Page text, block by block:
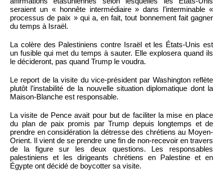
seraient un « honnête intermédiaire » dans l’interminable «
processus de paix » qui a, en fait, tout bonnement fait gagner
du temps à Israël.
La colère des Palestiniens contre Israël et les États-Unis est
un fusible qui met du temps à sauter. Elle explosera quand ils
le décideront, pas quand Trump le voudra.
Le report de la visite du vice-président par Washington reflète
plutôt l’instabilité de la nouvelle situation diplomatique dont la
Maison-Blanche est responsable.
La visite de Pence avait pour but de faciliter la mise en place
du plan de paix promis par Trump depuis longtemps et de
prendre en considération la détresse des chrétiens au Moyen-
Orient. Il vient de se prendre une fin de non-recevoir en travers
de la figure sur les deux questions. Les responsables
palestiniens et les dirigeants chrétiens en Palestine et en
Égypte ont décidé de boycotter sa visite.